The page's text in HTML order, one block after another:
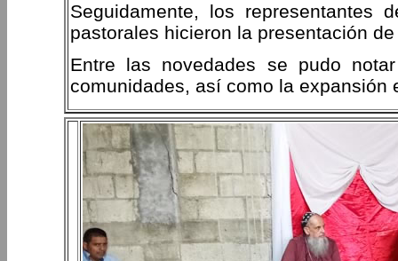
Seguidamente, los representantes
pastorales hicieron la presentación
Entre las novedades se pudo
comunidades, así como la expansión